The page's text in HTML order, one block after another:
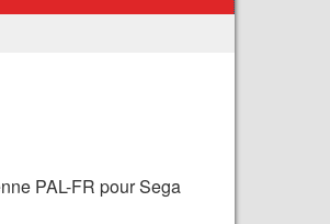
PAL-FR pour Sega